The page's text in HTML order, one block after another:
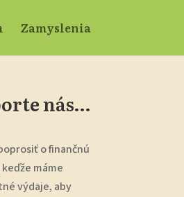
Zamyslenia
nás…
o finančnú
máme
výdaje, aby